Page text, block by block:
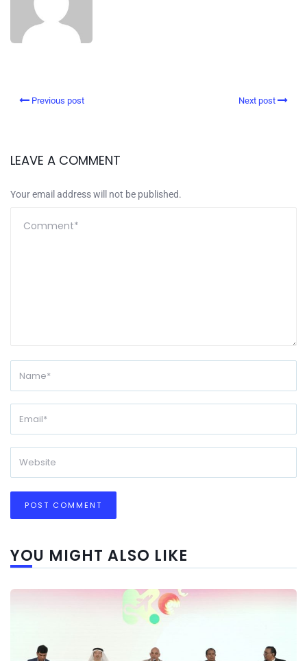
Previous post Next post
LEAVE A COMMENT
Your email address will not be published.
YOU MIGHT ALSO LIKE